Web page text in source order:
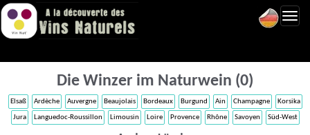
Die Winzer im Naturwein (0)
Elsaß Ardèche Auvergne Beaujolais Bordeaux Burgund Ain Champagne Korsika
Jura Languedoc-Roussillon Limousin Loire Provence Rhône Savoyen Süd-West